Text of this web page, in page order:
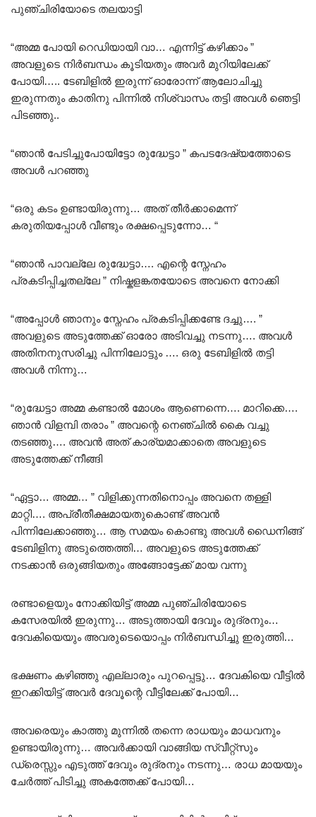
പുഞ്ചിരിയോടെ തലയാട്ടി
“അമ്മ പോയി റെഡിയായി വാ… എന്നിട്ട് കഴിക്കാം ”
അവളുടെ നിർബന്ധം കൂടിയതും അവർ മുറിയിലേക്ക്
പോയി….. ടേബിളിൽ ഇരുന്ന് ഓരോന്ന് ആലോചിച്ചു
ഇരുന്നതും കാതിനു പിന്നിൽ നിശ്വാസം തട്ടി അവൾ ഞെട്ടി
പിടഞ്ഞു..
“ഞാൻ പേടിച്ചുപോയിട്ടോ രുദ്ധേട്ടാ ” കപടദേഷ്യത്തോടെ
അവൾ പറഞ്ഞു
“ഒരു കടം ഉണ്ടായിരുന്നു… അത് തീർക്കാമെന്ന്
കരുതിയപ്പോൾ വീണ്ടും രക്ഷപ്പെടുന്നോ… “
“ഞാൻ പാവല്ലേ രുദ്ധേട്ടാ…. എന്റെ സ്നേഹം
പ്രകടിപ്പിച്ചതല്ലേ ” നിഷ്കളങ്കതയോടെ അവനെ നോക്കി
“അപ്പോൾ ഞാനും സ്നേഹം പ്രകടിപ്പിക്കണ്ടേ ദച്ചു…. ”
അവളുടെ അടുത്തേക്ക് ഓരോ അടിവച്ചു നടന്നു…. അവൾ
അതിനനുസരിച്ചു പിന്നിലോട്ടും …. ഒരു ടേബിളിൽ തട്ടി
അവൾ നിന്നു…
“രുദ്ധേട്ടാ അമ്മ കണ്ടാൽ മോശം ആണെന്നെ…. മാറിക്കെ….
ഞാൻ വിളമ്പി തരാം ” അവന്റെ നെഞ്ചിൽ കൈ വച്ചു
തടഞ്ഞു…. അവൻ അത് കാര്യമാക്കാതെ അവളുടെ
അടുത്തേക്ക് നീങ്ങി
“ഏട്ടാ… അമ്മ… ” വിളിക്കുന്നതിനൊപ്പം അവനെ തള്ളി
മാറ്റി…. അപ്രീതീക്ഷമായതുകൊണ്ട് അവൻ
പിന്നിലേക്കാഞ്ഞു… ആ സമയം കൊണ്ടു അവൾ ഡൈനിങ്ങ്
ടേബിളിനു അടുത്തെത്തി… അവളുടെ അടുത്തേക്ക്
നടക്കാൻ ഒരുങ്ങിയതും അങ്ങോട്ടേക്ക് മായ വന്നു
രണ്ടാളെയും നോക്കിയിട്ട് അമ്മ പുഞ്ചിരിയോടെ
കസേരയിൽ ഇരുന്നു… അടുത്തായി ദേവൂം രുദ്രനും…
ദേവകിയെയും അവരുടെയൊപ്പം നിർബന്ധിച്ചു ഇരുത്തി…
ഭക്ഷണം കഴിഞ്ഞു എല്ലാരും പുറപ്പെട്ടു… ദേവകിയെ വീട്ടിൽ
ഇറക്കിയിട്ട് അവർ ദേവൂന്റെ വീട്ടിലേക്ക് പോയി…
അവരെയും കാത്തു മുന്നിൽ തന്നെ രാധയും മാധവനും
ഉണ്ടായിരുന്നു… അവർക്കായി വാങ്ങിയ സ്വീറ്റ്സും
ഡ്രെസ്സും എടുത്ത് ദേവും രുദ്രനും നടന്നു… രാധ മായയും
ചേർത്ത് പിടിച്ചു അകത്തേക്ക് പോയി…